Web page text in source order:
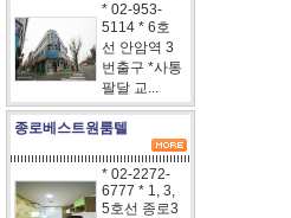
* 02-953-
5114 * 6호
선 안암역 3
번출구 *사통
팔달 교...
종로베스트원룸텔
* 02-2272-
6777 * 1, 3,
5호선 종로3